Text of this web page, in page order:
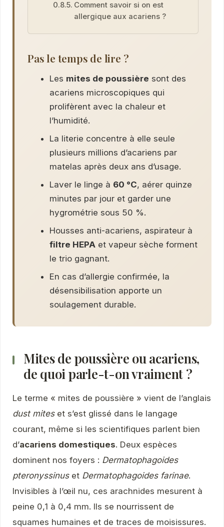
Comment savoir si on est
allergique aux acariens ?
Pas le temps de lire ?
Les mites de poussière sont des
acariens microscopiques qui
prolifèrent avec la chaleur et
l’humidité.
La literie concentre à elle seule
plusieurs millions d’acariens par
matelas après deux ans d’usage.
Laver le linge à 60 °C, aérer quinze
minutes par jour et garder une
hygrométrie sous 50 %.
Housses anti-acariens, aspirateur à
filtre HEPA et vapeur sèche forment
le trio gagnant.
En cas d’allergie confirmée, la
désensibilisation apporte un
soulagement durable.
Mites de poussière ou acariens,
de quoi parle-t-on vraiment ?
Le terme « mites de poussière » vient de l’anglais
dust miteset s’est glissé dans le langage
courant, même si les scientifiques parlent bien
d’acariens domestiques. Deux espèces
dominent nos foyers : Dermatophagoides
pteronyssinuset Dermatophagoides farinae.
Invisibles à l’œil nu, ces arachnides mesurent à
peine 0,1 à 0,4 mm. Ils se nourrissent de
squames humaines et de traces de moisissures.